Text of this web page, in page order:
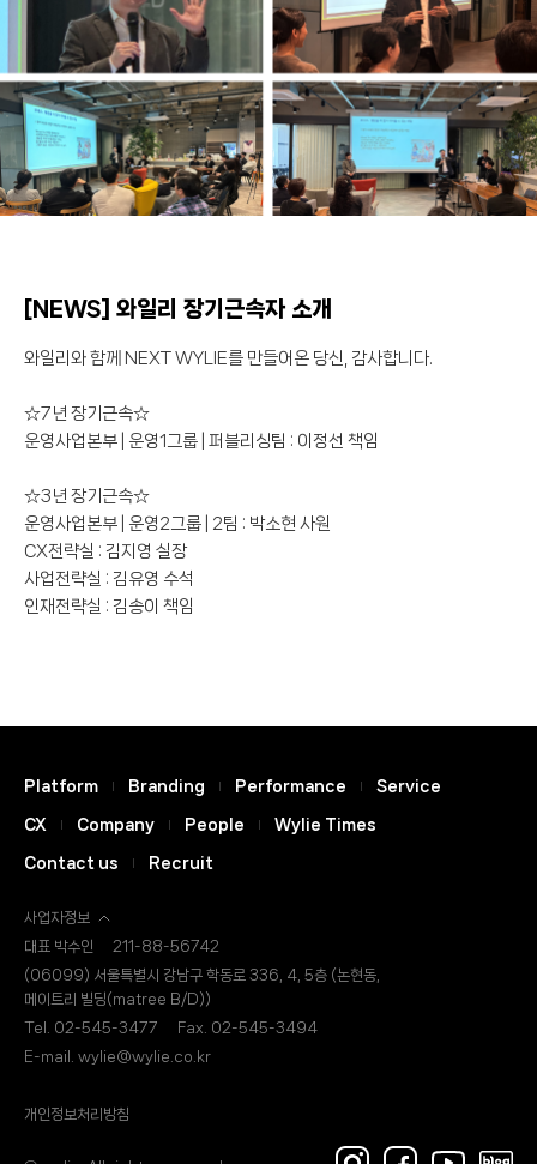
[NEWS] 와일리 장기근속자 소개
와일리와 함께 NEXT WYLIE를 만들어온 당신, 감사합니다.
☆7년 장기근속☆
운영사업본부 | 운영1그룹 | 퍼블리싱팀 : 이정선 책임
☆3년 장기근속☆
운영사업본부 | 운영2그룹 | 2팀 : 박소현 사원
CX전략실 : 김지영 실장
사업전략실 : 김유영 수석
인재전략실 : 김송이 책임
Platform Branding Performance Service
CX Company People Wylie Times
Contact us Recruit
사업자정보
대표 박수인
211-88-56742
(06099) 서울특별시 강남구 학동로 336, 4, 5층 (논현동,
메이트리 빌딩(matree B/D))
Tel. 02-545-3477
Fax. 02-545-3494
E-mail. wylie@wylie.co.kr
개인정보처리방침